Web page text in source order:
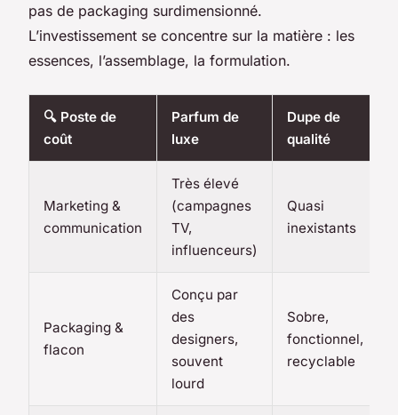
pas de packaging surdimensionné.
L’investissement se concentre sur la matière : les
essences, l’assemblage, la formulation.
🔍 Poste de
coût
Parfum de
luxe
Dupe de
qualité
Marketing &
communication
Très élevé
(campagnes
TV,
influenceurs)
Quasi
inexistants
Packaging &
flacon
Conçu par
des
designers,
souvent
lourd
Sobre,
fonctionnel,
recyclable